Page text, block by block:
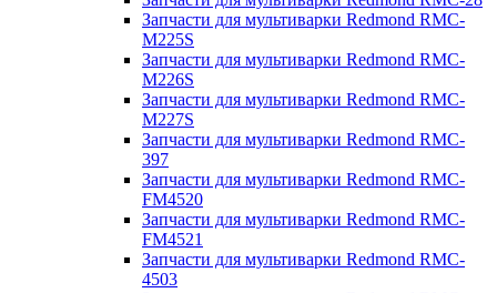
Запчасти для мультиварки Redmond RMC-
M225S
Запчасти для мультиварки Redmond RMC-
M226S
Запчасти для мультиварки Redmond RMC-
M227S
Запчасти для мультиварки Redmond RMC-
397
Запчасти для мультиварки Redmond RMC-
FM4520
Запчасти для мультиварки Redmond RMC-
FM4521
Запчасти для мультиварки Redmond RMC-
4503